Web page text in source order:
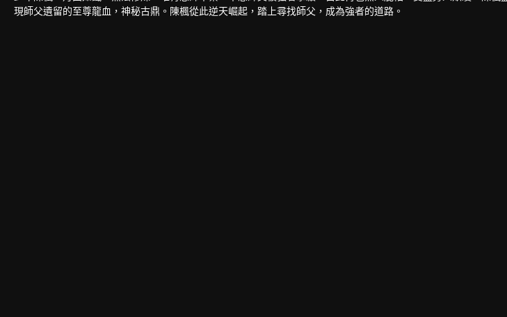
現師父遺留的至尊龍血，神秘古鼎。陳楓從此逆天崛起，踏上尋找師父，成為強者的道路。